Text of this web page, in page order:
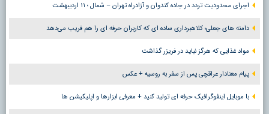
اجرای محدودیت تردد در جاده کندوان و آزادراه تهران – شمال ؛ ١١ اردیبهشت
دامنه های جعلی؛ کلاهبرداری ساده ای که کاربران حرفه ای را هم فریب می‌دهد
مواد غذایی که هرگز نباید در فریزر گذاشت
پیام معنادار عراقچی پس از سفر به روسیه + عکس
با موبایل اینفوگرافیک حرفه ای تولید کنید + معرفی ابزارها و اپلیکیشن ها